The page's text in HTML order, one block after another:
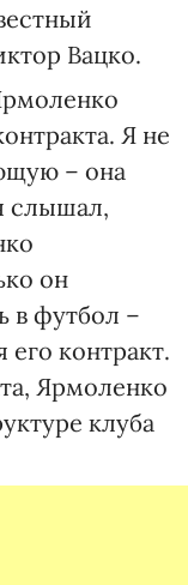
Вацко.
Я не
– она
слышал,
он
в футбол –
его контракт.
Ярмоленко
клуба